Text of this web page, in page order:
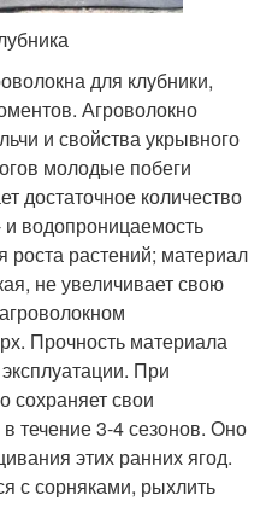
для клубники,
Агроволокно
и свойства укрывного
молодые побеги
достаточное количество
водопроницаемость
растений; материал
не увеличивает свою
Прочность материала
При
сохраняет свои
в течение 3-4 сезонов. Оно
этих ранних ягод.
с сорняками, рыхлить